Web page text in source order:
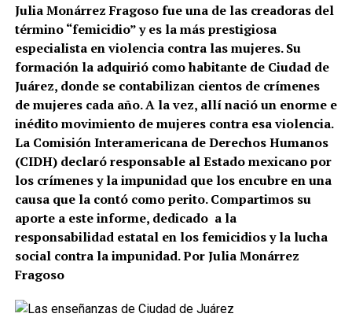
Julia Monárrez Fragoso fue una de las creadoras del
término “femicidio” y es la más prestigiosa
especialista en violencia contra las mujeres. Su
formación la adquirió como habitante de Ciudad de
Juárez, donde se contabilizan cientos de crímenes
de mujeres cada año. A la vez, allí nació un enorme e
inédito movimiento de mujeres contra esa violencia.
La Comisión Interamericana de Derechos Humanos
(CIDH) declaró responsable al Estado mexicano por
los crímenes y la impunidad que los encubre en una
causa que la contó como perito. Compartimos su
aporte a este informe, dedicado a la
responsabilidad estatal en los femicidios y la lucha
social contra la impunidad. Por Julia Monárrez
Fragoso